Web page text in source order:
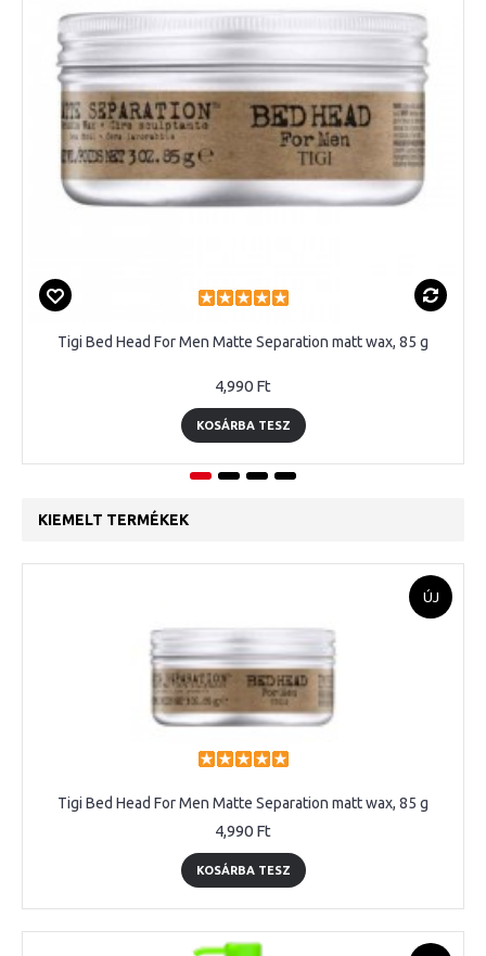
Tigi Bed Head For Men Matte Separation matt wax, 85 g
4,990 Ft
KOSÁRBA TESZ
KIEMELT TERMÉKEK
ÚJ
Tigi Bed Head For Men Matte Separation matt wax, 85 g
4,990 Ft
KOSÁRBA TESZ